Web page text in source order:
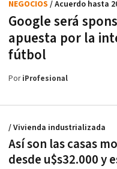
Google será
apuesta por la
fútbol
NEGOCIOS / Acuerdo hasta
PoriProfesional
Así son las casas
desde u$s32.000 y
/ Vivienda industrializada